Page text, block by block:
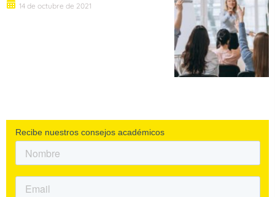
14 de octubre de 2021